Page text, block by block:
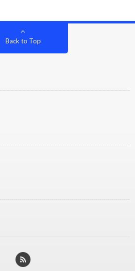
Back to Top